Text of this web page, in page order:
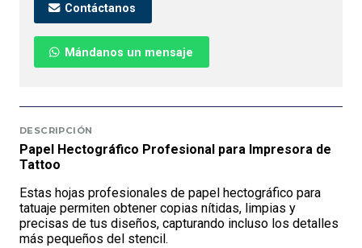
Contáctanos
Mándanos un mensaje
DESCRIPCIÓN
Papel Hectográfico Profesional para Impresora de
Tattoo
Estas hojas profesionales de papel hectográfico para
tatuaje permiten obtener copias nítidas, limpias y
precisas de tus diseños, capturando incluso los detalles
más pequeños del stencil.